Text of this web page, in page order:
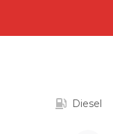
Diesel